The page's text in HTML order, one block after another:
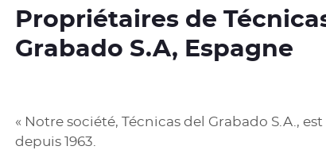
Propriétaires de
Grabado S.A, Espagne
« Notre société, Técnicas del Grabado S.A.,
depuis 1963.